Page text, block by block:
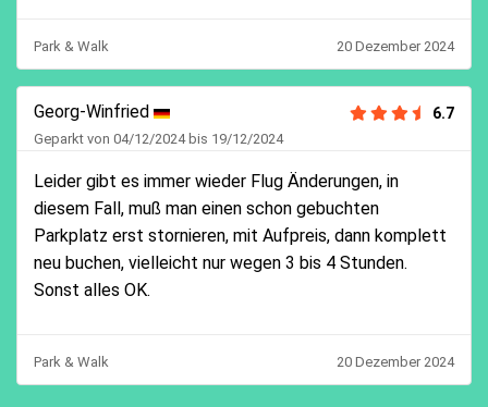
Park & Walk 20 Dezember 2024
Georg-Winfried 6.7
Geparkt von 04/12/2024 bis 19/12/2024
Leider gibt es immer wieder Flug Änderungen, in
diesem Fall, muß man einen schon gebuchten
Parkplatz erst stornieren, mit Aufpreis, dann komplett
neu buchen, vielleicht nur wegen 3 bis 4 Stunden.
Sonst alles OK.
Park & Walk 20 Dezember 2024